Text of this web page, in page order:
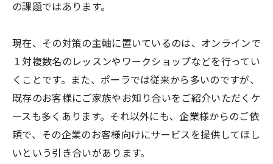
の課題ではあります。
現在、その対策の主軸に置いているのは、オンラインで
１対複数名のレッスンやワークショップなどを行ってい
くことです。また、ポーラでは従来から多いのですが、
既存のお客様にご家族やお知り合いをご紹介いただくケ
ースも多くあります。それ以外にも、企業様からのご依
頼で、その企業のお客様向けにサービスを提供してほし
いという引き合いがあります。